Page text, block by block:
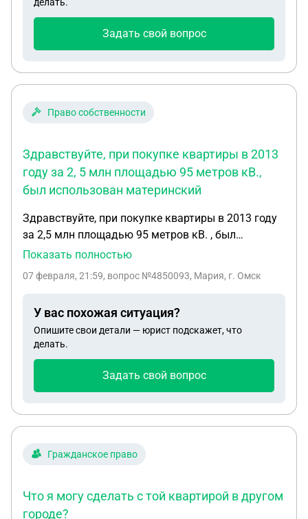
живёт дальше спокойно. Что можно сделать и
как? Доказательства о том, что она там не в
гостях, а живёт - есть
Задать свой вопрос
Право собственности
Здравствуйте, при покупке квартиры в 2013
году за 2, 5 млн площадью 95 метров кВ.,
был использован материнский
Здравствуйте, при покупке квартиры в 2013 году
за 2,5 млн площадью 95 метров кВ. , был
использован материнский капитал 500 тыс , и
рамках маткапитала а по 1/5 на двух родителей и
метров( в рамках маткапитала) возможно ли
перераспределить доли детей ( уменьшить их )
сейчас - и сделать их в рамках мат капитала по 7
Показать полностью
07 февраля, 21:59, вопрос №4850093, Мария, г. Омск
У вас похожая ситуация?
Опишите свои детали — юрист подскажет, что
делать.
Задать свой вопрос
Гражданское право
Что я могу сделать с той квартирой в другом
городе?